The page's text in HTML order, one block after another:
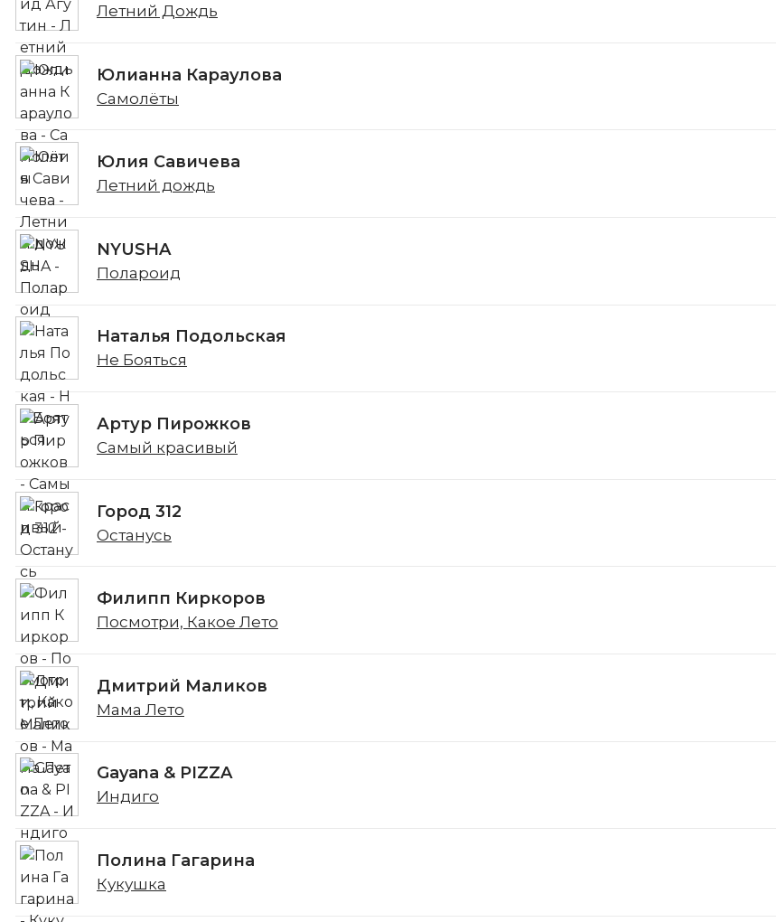
Летний Дождь
Юлианна Караулова
Самолёты
Юлия Савичева
Летний дождь
NYUSHA
Полароид
Наталья Подольская
Не Бояться
Артур Пирожков
Самый красивый
Город 312
Останусь
Филипп Киркоров
Посмотри, Какое Лето
Дмитрий Маликов
Мама Лето
Gayana & PIZZA
Индиго
Полина Гагарина
Кукушка